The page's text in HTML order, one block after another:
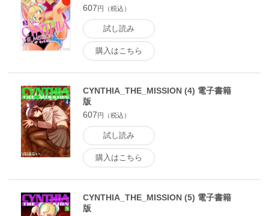
607円（税込）
試し読み
購入はこちら
CYNTHIA_THE_MISSION (4) 電子書籍
版
607円（税込）
試し読み
購入はこちら
CYNTHIA_THE_MISSION (5) 電子書籍
版